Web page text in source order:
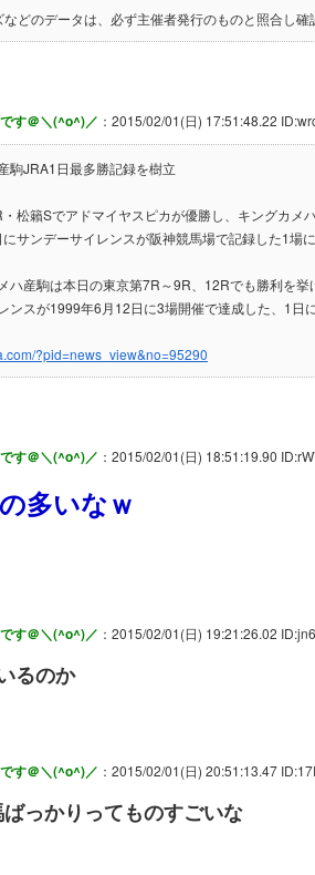
どのデータは、必ず主催者発行のものと照合し確
す＠＼(^o^)／ ：2015/02/01(日) 17:51:48.22
駒JRA1日最多勝記録を樹立
松籟Sでアドマイヤスピカが優勝し、キングカメ
サンデーサイレンスが阪神競馬場で記録した1場
ハ産駒は本日の東京第7R～9R、12Rでも勝利を挙
ンスが1999年6月12日に3場開催で達成した、1日
?pid=news_view&no=95290
す＠＼(^o^)／ ：2015/02/01(日) 18:51:19.90
多いなｗ
す＠＼(^o^)／ ：2015/02/01(日) 19:21:26.02
るのか
す＠＼(^o^)／ ：2015/02/01(日) 20:51:13.47
っかりってものすごいな